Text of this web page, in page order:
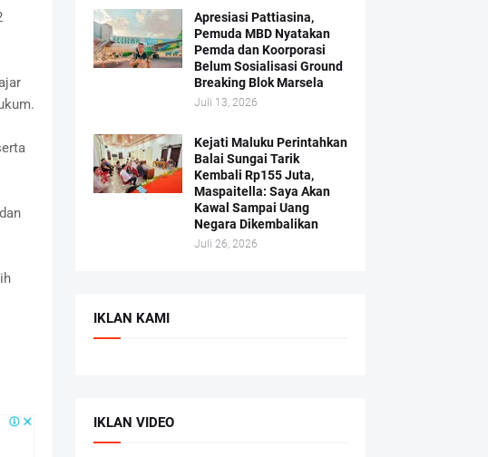
Apresiasi Pattiasina,
Pemuda MBD Nyatakan
Pemda dan Koorporasi
Belum Sosialisasi Ground
Breaking Blok Marsela
Juli 13, 2026
Kejati Maluku Perintahkan
Balai Sungai Tarik
Kembali Rp155 Juta,
Maspaitella: Saya Akan
Kawal Sampai Uang
Negara Dikembalikan
Juli 26, 2026
IKLAN KAMI
IKLAN VIDEO